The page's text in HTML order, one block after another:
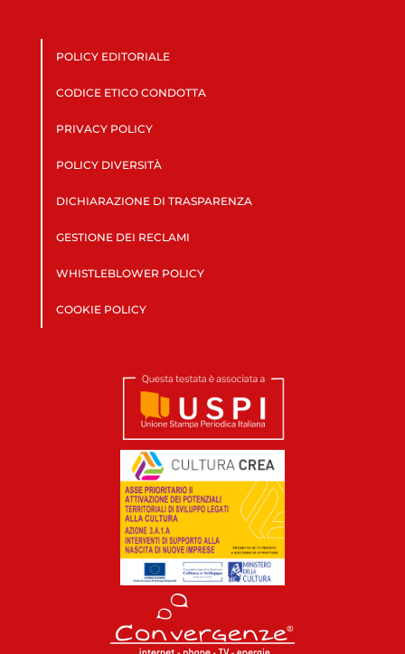
POLICY EDITORIALE
CODICE ETICO CONDOTTA
PRIVACY POLICY
POLICY DIVERSITÀ
DICHIARAZIONE DI TRASPARENZA
GESTIONE DEI RECLAMI
WHISTLEBLOWER POLICY
COOKIE POLICY